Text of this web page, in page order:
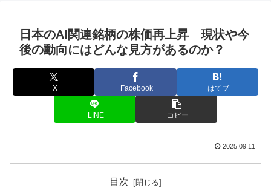
日本のAI関連銘柄の株価再上昇 現状や今
後の動向にはどんな見方があるのか？
X Facebook はてブ
LINE コピー
2025.09.11
目次